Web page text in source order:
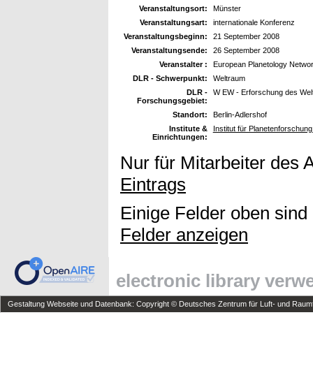
Veranstaltungsort:
Münster
Veranstaltungsart:
internationale Konferenz
Veranstaltungsbeginn:
21 September 2008
Veranstaltungsende:
26 September 2008
Veranstalter :
European Planetology
DLR - Schwerpunkt:
Weltraum
DLR -
Forschungsgebiet:
W EW - Erforschung des
Standort:
Berlin-Adlershof
Institute &
Einrichtungen:
Institut für
Nur für Mitarbeiter des
Eintrags
Einige Felder oben
Felder anzeigen
electronic library
Gestaltung Webseite und Datenbank: Copyright © Deutsches Zentrum für Luft- und